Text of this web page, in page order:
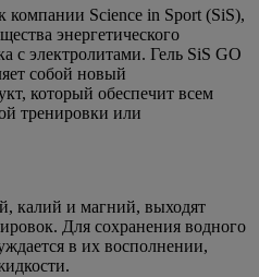
компании Science in Sport (SiS),
энергетического
с электролитами. Гель SiS GO
собой новый
который обеспечит всем
тренировки или
калий и магний, выходят
Для сохранения водного
в их восполнении,